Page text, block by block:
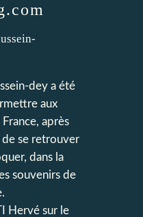
dey a été
aux
après
de se retrouver
dans la
souvenirs de
Hervé sur le